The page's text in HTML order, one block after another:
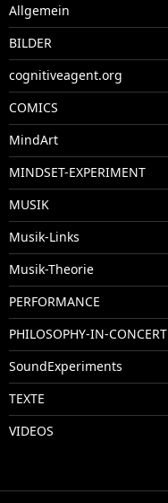
Allgemein
BILDER
cognitiveagent.org
COMICS
MindArt
MINDSET-EXPERIMENT
MUSIK
Musik-Links
Musik-Theorie
PERFORMANCE
PHILOSOPHY-IN-CONCERT
SoundExperiments
TEXTE
VIDEOS